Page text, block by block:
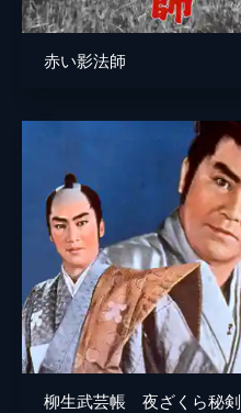
赤い影法師
柳生武芸帳 夜ざくら秘剣